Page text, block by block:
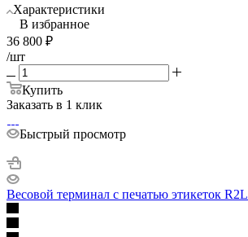
Характеристики
В избранное
36 800 ₽
/шт
Купить
Заказать в 1 клик
Быстрый просмотр
Весовой терминал с печатью этикеток R2L